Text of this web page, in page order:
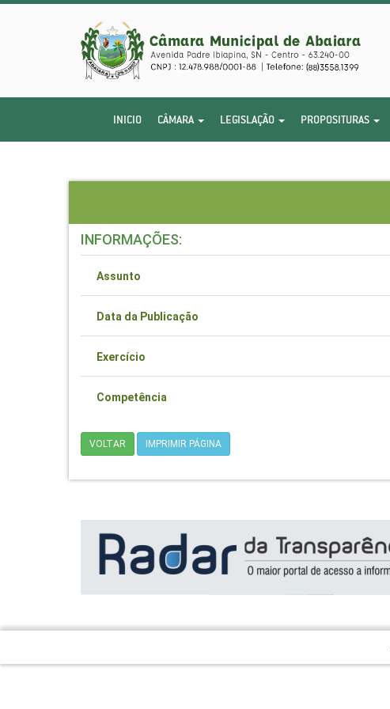
INICIO CÂMARA LEGISLAÇÃO PROPOSITURAS
INFORMAÇÕES:
Assunto
Data da Publicação
Exercício
Competência
VOLTAR IMPRIMIR PÁGINA